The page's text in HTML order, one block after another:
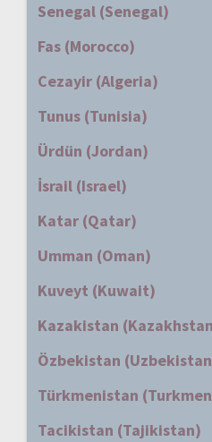
Senegal (Senegal)
Fas (Morocco)
Cezayir (Algeria)
Tunus (Tunisia)
Ürdün (Jordan)
İsrail (Israel)
Katar (Qatar)
Umman (Oman)
Kuveyt (Kuwait)
Kazakistan
Özbekistan
Türkmenistan
Tacikistan (Tajikistan)